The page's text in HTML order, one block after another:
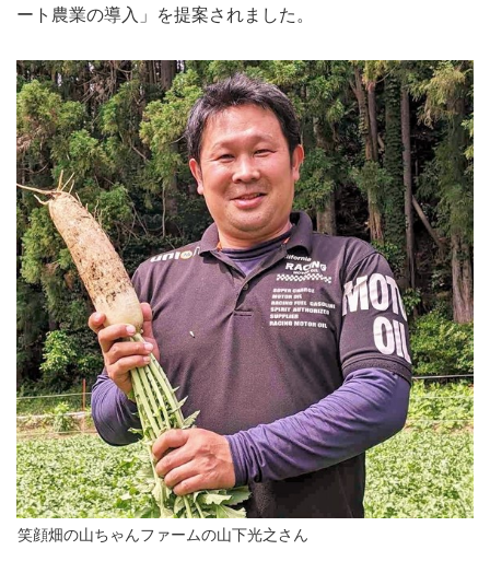
ート農業の導入」を提案されました。
笑顔畑の山ちゃんファームの山下光之さん